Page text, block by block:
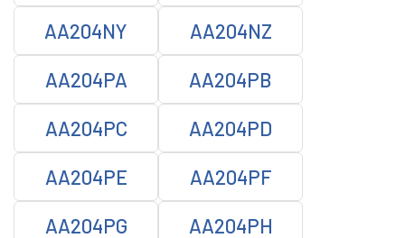
AA204NY AA204NZ
AA204PA AA204PB
AA204PC AA204PD
AA204PE AA204PF
AA204PG AA204PH